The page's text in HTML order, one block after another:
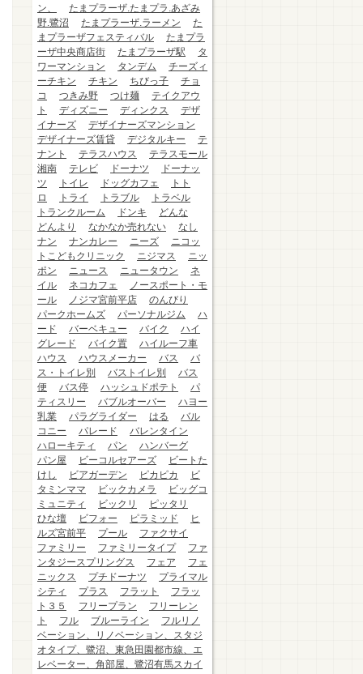
ン、
たまプラーザ.たまプラ.あざみ
野.鷺沼
たまプラーザ.ラーメン
た
まプラーザフェスティバル
たまプラ
ーザ中央商店街
たまプラーザ駅
タ
ワーマンション
タンデム
チーズィ
ーチキン
チキン ちびっ子
チョ
コ
つきみ野 つけ麺
テイクアウ
ト
ディズニー ディンクス
デザ
イナーズ
デザイナーズマンション
デザイナーズ賃貸
デジタルキー
テ
ナント
テラスハウス
テラスモール
湘南
テレビ ドーナツ
ドーナッ
ツ
トイレ ドッグカフェ
トト
ロ
トライ トラブル
トラベル
トランクルーム
ドンキ
どんな
どんより
なかなか売れない
なし
ナン
ナンカレー ニーズ
ニコッ
トこどもクリニック
ニジマス
ニッ
ポン
ニュース ニュータウン
ネ
イル
ネコカフェ
ノースポート・モ
ール
ノジマ宮前平店
のんびり
パークホームズ
パーソナルジム
ハ
ード
バーベキュー バイク
ハイ
グレード
バイク置
ハイルーフ車
ハウス
ハウスメーカー バス
バ
ス・トイレ別
バストイレ別
バス
便
バス停 ハッシュドポテト
パ
ティスリー
バブルオーバー
ハヨー
乳業
パラグライダー はる
バル
コニー
パレード
バレンタイン
ハローキティ
パン
ハンバーグ
パン屋
ビーコルセアーズ
ビートた
けし
ビアガーデン ピカピカ
ビ
タミンママ
ビックカメラ
ビッグコ
ミュニティ
ビックリ
ピッタリ
ひな壇
ビフォー ピラミッド
ヒ
ルズ宮前平
プール
ファクサイ
ファミリー
ファミリータイプ
ファ
ンタジースプリングス
フェア
フェ
ニックス
プチドーナツ
プライマル
シティ
プラス フラット
フラッ
ト３５
フリープラン
フリーレン
ト
フル ブルーライン
フルリノ
ベーション、リノベーション、スタジ
オタイプ、鷺沼、東急田園都市線、エ
レベーター、角部屋、鷺沼有馬スカイ